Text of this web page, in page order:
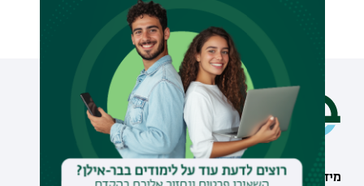
מידע וסיוע תחומי לימוד